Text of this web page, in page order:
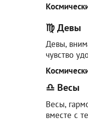
♍ Девы
Девы,
чувство
♎ Весы
Весы,
вместе с